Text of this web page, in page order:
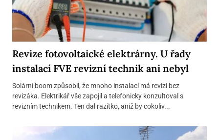
Revize fotovoltaické elektrárny. U řady
instalací FVE revizní technik ani nebyl
Solární boom způsobil, že mnoho instalací má revizi bez
revizáka. Elektrikář vše zapojil a telefonicky konzultoval s
revizním technikem. Ten dal razítko, aniž by cokoliv...